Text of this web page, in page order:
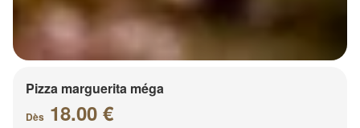
Pizza marguerita méga
Dès 18.00 €